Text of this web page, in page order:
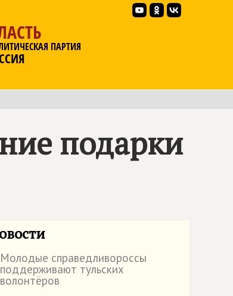
ПАРТИЯ
подарки
Молодые справедливороссы
поддерживают тульских
волонтёров